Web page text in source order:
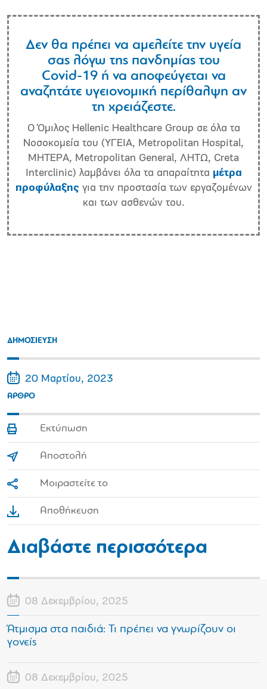
Δεν θα πρέπει να αμελείτε την υγεία
σας λόγω της πανδημίας του
Covid-19 ή να αποφεύγεται να
αναζητάτε υγειονομική περίθαλψη αν
τη χρειάζεστε.
Ο Όμιλος Hellenic Healthcare Group σε όλα τα
Νοσοκομεία του (ΥΓΕΙΑ, Metropolitan Hospital,
ΜΗΤΕΡΑ, Metropolitan General, ΛΗΤΩ, Creta
Interclinic) λαμβάνει όλα τα απαραίτητα μέτρα
προφύλαξης για την προστασία των εργαζομένων
και των ασθενών του.
ΔΗΜΟΣΙΕΥΣΗ
20 Μαρτίου, 2023
ΑΡΘΡΟ
Εκτύπωση
Αποστολή
Μοιραστείτε το
Αποθήκευση
Διαβάστε περισσότερα
08 Δεκεμβρίου, 2025
Άτμισμα στα παιδιά: Τι πρέπει να γνωρίζουν οι
γονείς
08 Δεκεμβρίου, 2025